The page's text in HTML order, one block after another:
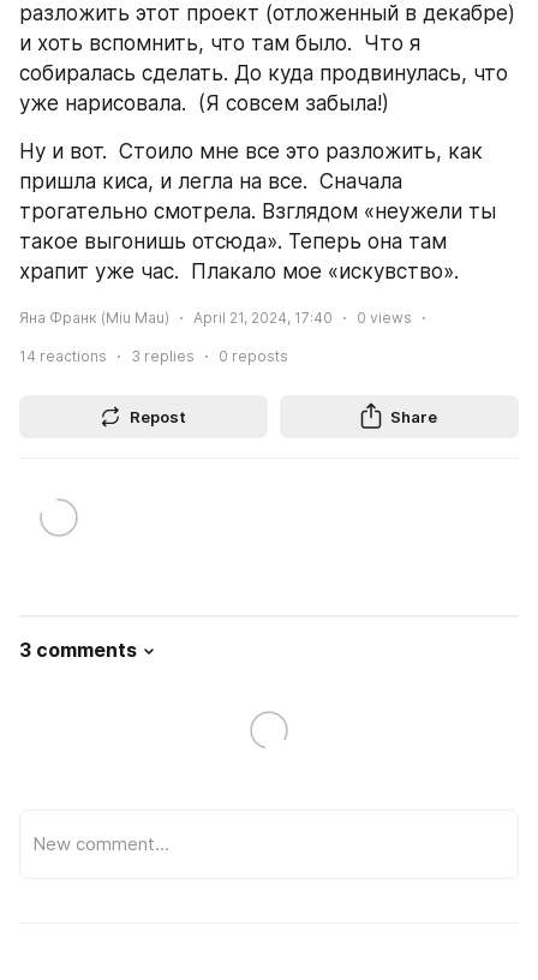
разложить этот проект (отложенный в декабре)
и хоть вспомнить, что там было.  Что я
собиралась сделать. До куда продвинулась, что
уже нарисовала.  (Я совсем забыла!)
Ну и вот.  Стоило мне все это разложить, как
пришла киса, и легла на все.  Сначала
трогательно смотрела. Взглядом «неужели ты
такое выгонишь отсюда». Теперь она там
храпит уже час.  Плакало мое «искувство».
Яна Франк (Miu Mau) April 21, 2024, 17:40 0 views
14 reactions 3 replies 0 reposts
Repost Share
3 comments